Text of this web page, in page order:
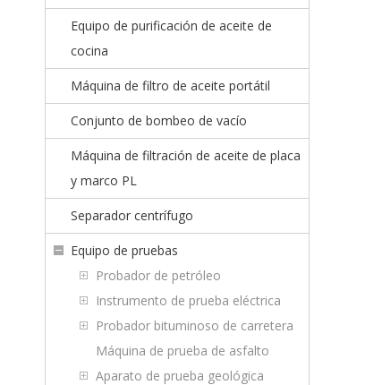
Equipo de purificación de aceite de
cocina
Máquina de filtro de aceite portátil
Conjunto de bombeo de vacío
Máquina de filtración de aceite de placa
y marco PL
Separador centrífugo
Equipo de pruebas
Probador de petróleo
Instrumento de prueba eléctrica
Probador bituminoso de carretera
Máquina de prueba de asfalto
Aparato de prueba geológica